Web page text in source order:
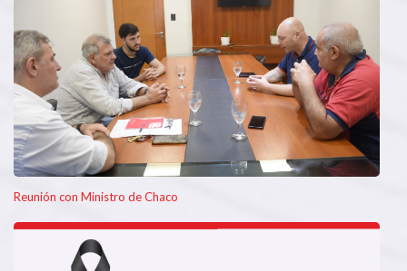
Reunión con Ministro de Chaco